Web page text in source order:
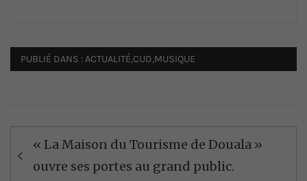
PUBLIÉ DANS :ACTUALITÉ,CUD,MUSIQUE
Navigation
de
« La Maison du Tourisme de Douala »
ouvre ses portes au grand public.